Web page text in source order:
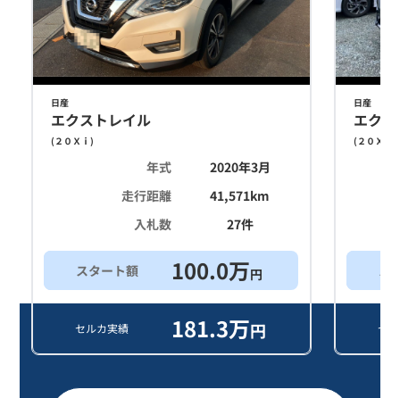
日産
エクストレイル
( ２０Ｘｉ )
年式
2020年3月
走行距離
41,571km
入札数
27件
スタート額 100.0万円
セルカ実績 181.3万円
日産
エク
( ２０Ｘｉ
ス
セ